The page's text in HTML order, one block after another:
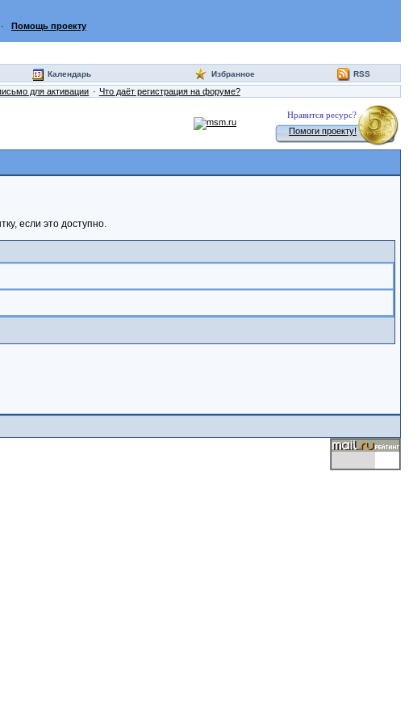
Помощь проекту
Календарь Избранное RSS
для активации Что даёт регистрация на форуме?
Нравится ресурс?
Помоги проекту!
если это доступно.